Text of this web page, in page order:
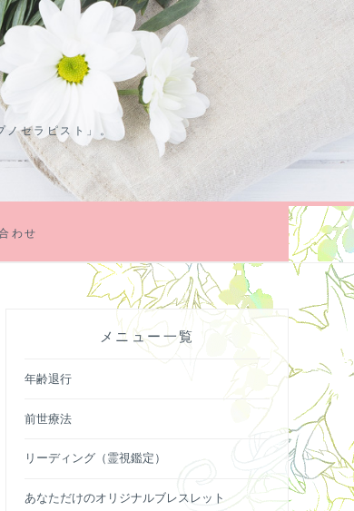
セラピスト」。
わせ
メニュー一覧
年齢退行
前世療法
リーディング（霊視鑑定）
あなただけのオリジナルブレスレット